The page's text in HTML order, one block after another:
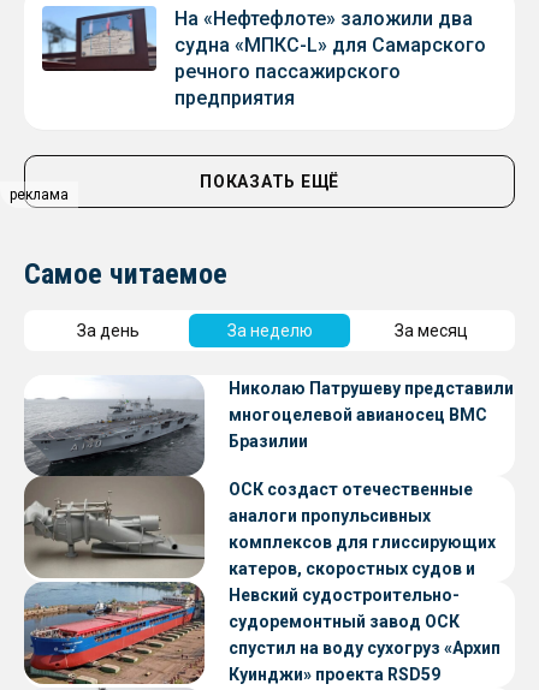
реклама
На «Нефтефлоте» заложили два
судна «МПКС-L» для Самарского
речного пассажирского
предприятия
ПОКАЗАТЬ ЕЩЁ
Самое читаемое
За день За неделю За месяц
Николаю Патрушеву представили
многоцелевой авианосец ВМС
Бразилии
ОСК создаст отечественные
аналоги пропульсивных
комплексов для глиссирующих
катеров, скоростных судов и
судов с малой осадкой
Невский судостроительно-
судоремонтный завод ОСК
спустил на воду сухогруз «Архип
Куинджи» проекта RSD59